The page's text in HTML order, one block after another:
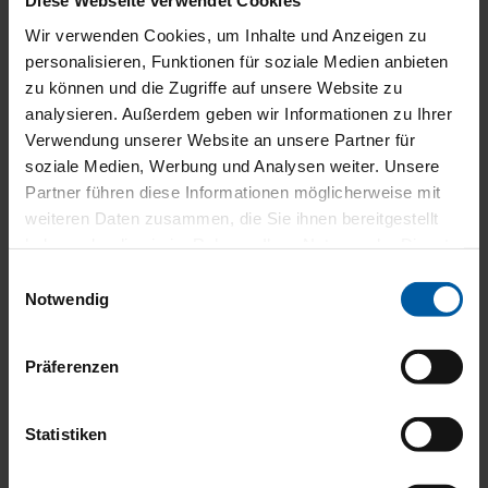
Wir verwenden Cookies, um Inhalte und Anzeigen zu
personalisieren, Funktionen für soziale Medien anbieten
zu können und die Zugriffe auf unsere Website zu
analysieren. Außerdem geben wir Informationen zu Ihrer
Verwendung unserer Website an unsere Partner für
soziale Medien, Werbung und Analysen weiter. Unsere
Partner führen diese Informationen möglicherweise mit
weiteren Daten zusammen, die Sie ihnen bereitgestellt
Notwendig
Präferenzen
Statistiken
Durch die fassadenunabhängige Montage erfüllt das
Freigestell auch den Wunsch nach der Traummarkise bei
Renovierungen denkmalgeschützer Gebäude, Fertighäusern
und anderen komplexen statischen Gegebenheiten.
Die große Auswahl an hochwertigen Markisenstoffen und Dessins
sowie die Vielzahl an Farben aus der WAREMA Farbwelt
ermöglichen zusätzliche gestalterische Akzente in Ihrem Garten.